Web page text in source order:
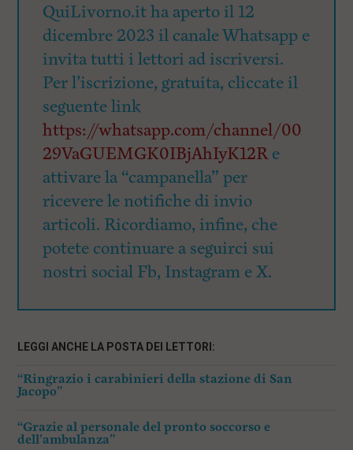
QuiLivorno.it ha aperto il 12
dicembre 2023 il canale Whatsapp e
invita tutti i lettori ad iscriversi.
Per l’iscrizione, gratuita, cliccate il
seguente link
https://whatsapp.com/channel/00
29VaGUEMGK0IBjAhIyK12Re
attivare la “campanella” per
ricevere le notifiche di invio
articoli. Ricordiamo, infine, che
potete continuare a seguirci sui
nostri social Fb, Instagram e X.
LEGGI ANCHE LA POSTA DEI LETTORI:
“Ringrazio i carabinieri della stazione di San
Jacopo”
“Grazie al personale del pronto soccorso e
dell’ambulanza”